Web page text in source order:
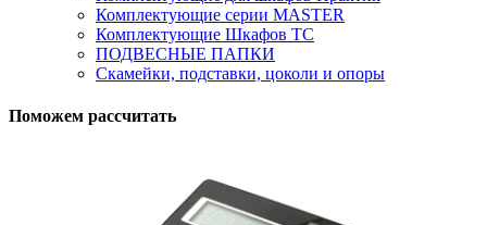
Комплектующие серии MASTER
Комплектующие Шкафов ТС
ПОДВЕСНЫЕ ПАПКИ
Скамейки, подставки, цоколи и опоры
Поможем рассчитать